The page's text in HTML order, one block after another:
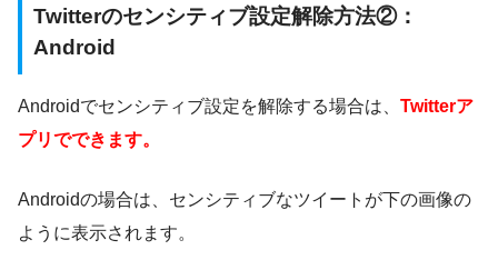
Twitterのセンシティブ設定解除方法②：
Android
Androidでセンシティブ設定を解除する場合は、 Twitterア
プリでできます。
Androidの場合は、センシティブなツイートが下の画像の
ように表示されます。